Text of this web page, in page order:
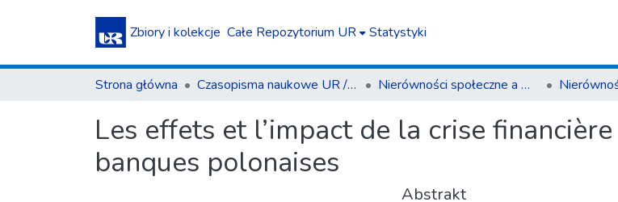
Zbiory i kolekcje Całe Repozytorium UR Statystyki
Strona główna Czasopisma naukowe UR / Scientific Journals Nierówności społeczne a wzrost gospodarczy
Les effets et l’impact de la crise
banques polonaises
Abstrakt